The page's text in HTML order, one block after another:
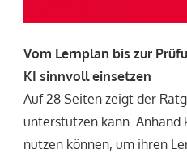
Vom Lernplan bis zur
KI sinnvoll einsetzen
Auf 28 Seiten zeigt der
unterstützen kann. Anhand
nutzen können, um ihren